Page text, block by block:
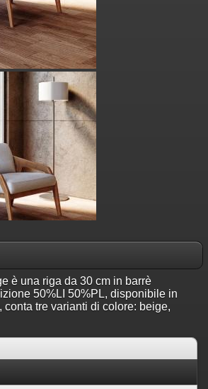
è una riga da 30 cm in barrè
50%LI 50%PL, disponibile in
conta tre varianti di colore: beige,